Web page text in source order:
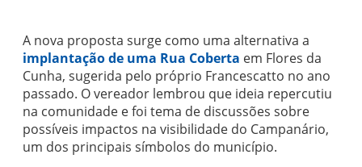
A nova proposta surge como uma alternativa a
implantação de uma Rua Coberta em Flores da
Cunha, sugerida pelo próprio Francescatto no ano
passado. O vereador lembrou que ideia repercutiu
na comunidade e foi tema de discussões sobre
possíveis impactos na visibilidade do Campanário,
um dos principais símbolos do município.